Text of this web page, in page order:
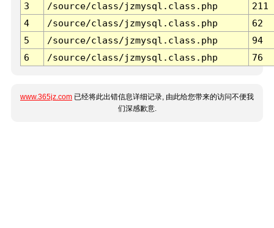
3 /source/class/jzmysql.class.php
211
4
/source/class/jzmysql.class.php
62
5
/source/class/jzmysql.class.php
94
6
/source/class/jzmysql.class.php 76
www.365jz.com 已经将此出错信息详细记录, 由此给您带来的访问不便我
们深感歉意.